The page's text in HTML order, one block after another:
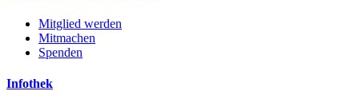
Mitglied werden
Mitmachen
Spenden
Infothek